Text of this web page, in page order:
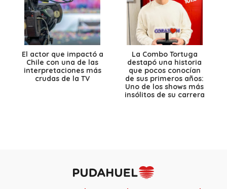
El actor que impactó a
Chile con una de las
interpretaciones más
crudas de la TV
La Combo Tortuga
destapó una historia
que pocos conocían
de sus primeros años:
Uno de los shows más
insólitos de su carrera